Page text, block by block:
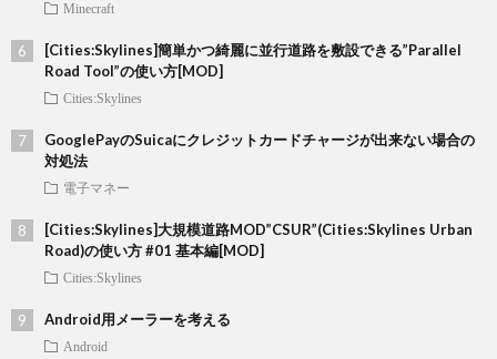
Minecraft
[Cities:Skylines]簡単かつ綺麗に並行道路を敷設できる”Parallel
Road Tool”の使い方[MOD]
Cities:Skylines
GooglePayのSuicaにクレジットカードチャージが出来ない場合の
対処法
電子マネー
[Cities:Skylines]大規模道路MOD”CSUR”(Cities:Skylines Urban
Road)の使い方 #01 基本編[MOD]
Cities:Skylines
Android用メーラーを考える
Android